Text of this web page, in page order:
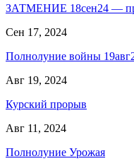
ЗАТМЕНИЕ 18сен24 —
Сен 17, 2024
Полнолуние войны
Авг 19, 2024
Курский прорыв
Авг 11, 2024
Полнолуние Урожая